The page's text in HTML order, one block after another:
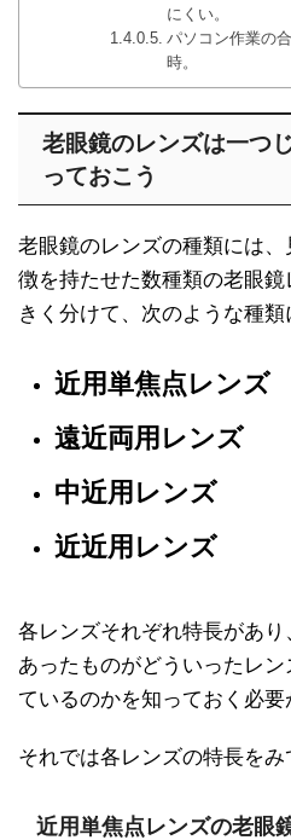
にくい。
パソコン作業の
時。
老眼鏡のレンズは一つ
っておこう
老眼鏡のレンズの種類には
徴を持たせた数種類の老眼
きく分けて、次のような種類
近用単焦点レンズ
遠近両用レンズ
中近用レンズ
近近用レンズ
各レンズそれぞれ特長があ
あったものがどういったレ
ているのかを知っておく必要
それでは各レンズの特長をみ
近用単焦点レンズの老眼